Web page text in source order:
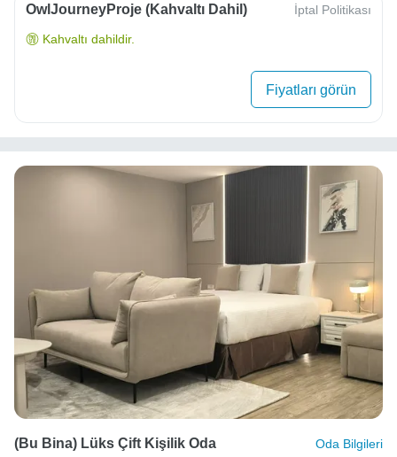
OwlJourneyProje (Kahvaltı Dahil) İptal Politikası
Kahvaltı dahildir.
Fiyatları görün
(Bu Bina) Lüks Çift Kişilik Oda Oda Bilgileri